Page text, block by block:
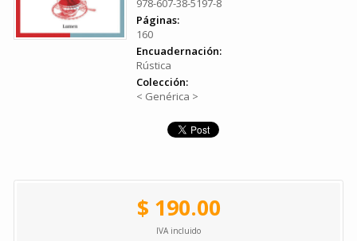
978-607-38-5197-8
Páginas:
160
Encuadernación:
Rústica
Colección:
< Genérica >
$ 190.00
IVA incluido